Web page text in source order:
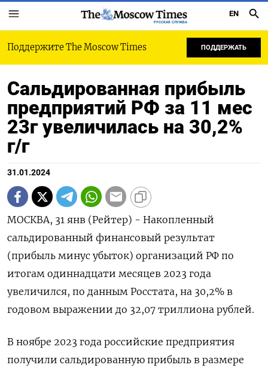
РУССКАЯ СЛУЖБА
EN
Поддержите The Moscow Times ПОДДЕРЖАТЬ
Сальдированная прибыль
предприятий РФ за 11 мес
23г увеличилась на 30,2%
г/г
31.01.2024
МОСКВА, 31 янв (Рейтер) - Накопленный
сальдированный финансовый результат
(прибыль минус убыток) организаций РФ по
итогам одиннадцати месяцев 2023 года
увеличился, по данным Росстата, на 30,2% в
годовом выражении до 32,07 триллиона рублей.
В ноябре 2023 года российские предприятия
получили сальдированную прибыль в размере